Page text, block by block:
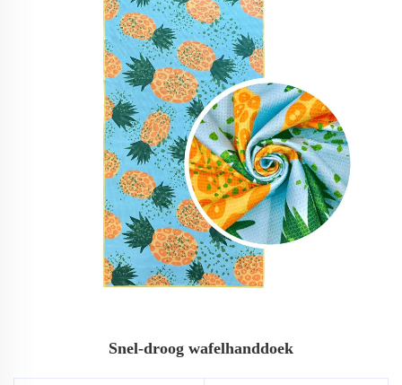
Snel-droog wafelhanddoek